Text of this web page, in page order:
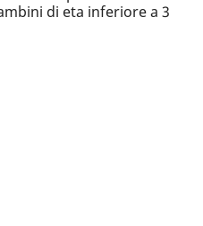
di eta inferiore a 3